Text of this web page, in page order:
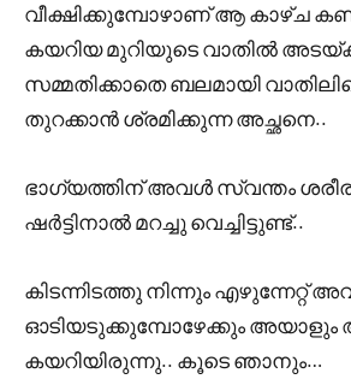
വീക്ഷിക്കുമ്പോഴാണ് ആ കാഴ്ച
കയറിയ മുറിയുടെ വാതിൽ
സമ്മതിക്കാതെ ബലമായി
തുറക്കാൻ ശ്രമിക്കുന്ന അച്ഛനെ..
ഭാഗ്യത്തിന് അവൾ സ്വന്തം
ഷർട്ടിനാൽ മറച്ചു വെച്ചിട്ടുണ്ട്..
കിടന്നിടത്തു നിന്നും എഴുന്നേറ്റ്
ഓടിയടുക്കുമ്പോഴേക്കും
കയറിയിരുന്നു.. കൂടെ ഞാനും…